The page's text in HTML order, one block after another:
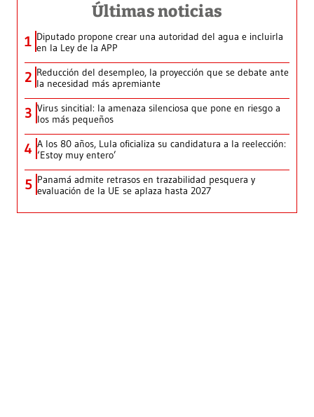
Últimas noticias
1 Diputado propone crear una autoridad del agua e incluirla
en la Ley de la APP
2 Reducción del desempleo, la proyección que se debate ante
la necesidad más apremiante
3 Virus sincitial: la amenaza silenciosa que pone en riesgo a
los más pequeños
4 A los 80 años, Lula oficializa su candidatura a la reelección:
‘Estoy muy entero’
5 Panamá admite retrasos en trazabilidad pesquera y
evaluación de la UE se aplaza hasta 2027